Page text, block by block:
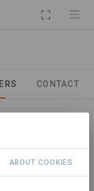
CONTACT
ABOUT COOKIES